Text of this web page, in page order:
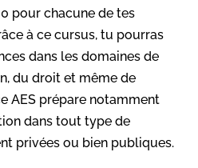
pour chacune de tes
à ce cursus, tu pourras
dans les domaines de
du droit et même de
AES prépare notamment
dans tout type de
privées ou bien publiques.